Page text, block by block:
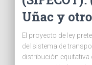
Uñac y
El proyecto de ley
del sistema de
distribución